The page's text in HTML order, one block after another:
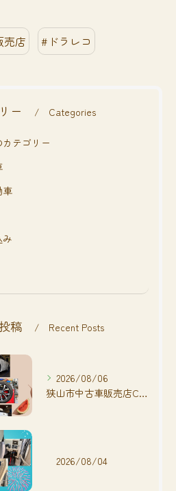
売店 #ドラレコ
ー Categories
テゴリー
車
み
稿 Recent Posts
2026/08/06
狭山市中古車販売店CarShop FACT.🚗
2026/08/04